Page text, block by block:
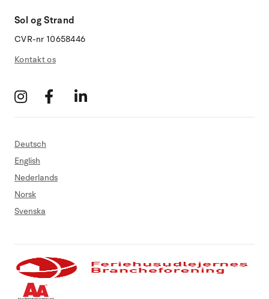
Sol og Strand
CVR-nr 10658446
Kontakt os
Deutsch
English
Nederlands
Norsk
Svenska